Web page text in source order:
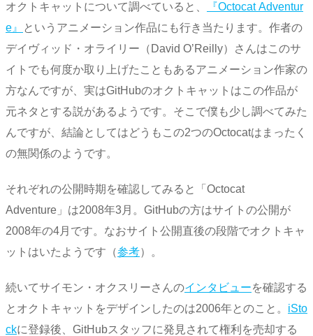
オクトキャットについて調べていると、
『Octocat Adventur
e』
というアニメーション作品にも行き当たります。作者の
デイヴィッド・オライリー（David O’Reilly）さんはこのサ
イトでも何度か取り上げたこともあるアニメーション作家の
方なんですが、実はGitHubのオクトキャットはこの作品が
元ネタとする説があるようです。そこで僕も少し調べてみた
んですが、結論としてはどうもこの2つのOctocatはまったく
の無関係のようです。
それぞれの公開時期を確認してみると「Octocat
Adventure」は2008年3月。GitHubの方はサイトの公開が
2008年の4月です。なおサイト公開直後の段階でオクトキャ
ットはいたようです（参考）。
続いてサイモン・オクスリーさんのインタビューを確認する
とオクトキャットをデザインしたのは2006年とのこと。 iSto
ckに登録後、GitHubスタッフに発見されて権利を売却する